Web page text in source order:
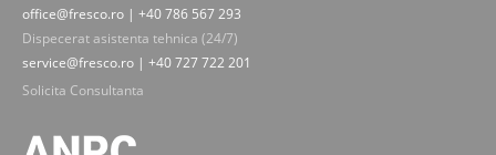
office@fresco.ro | +40 786 567 293
Dispecerat asistenta tehnica (24/7)
service@fresco.ro | +40 727 722 201
Solicita Consultanta